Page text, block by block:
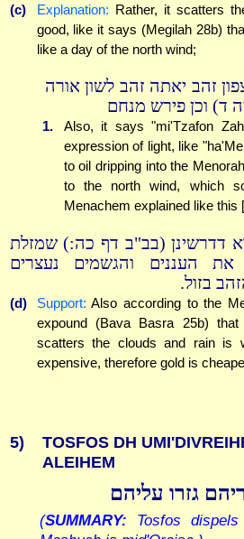
(c) Explanation: Rather, it scatters
good, like it says (Megilah 28b)
like a day of the north wind;
זהב יאתה זהב לשון אורה
ד) וכן פירש מנחם
1.
Also, it says "mi'Tzafon
expression of light, like
to oil dripping into the
to the north wind, which
Menachem explained like this
דדרשינן (בב"ב דף כה:) שמזלת
העננים והגשמים נעצרים
בזול.
(d) Support: Also according to the
expound (Bava Basra 25b)
scatters the clouds and rain is
expensive, therefore gold is
5)
TOSFOS DH
ALEIHEM
גזרו עליהם
(SUMMARY: Tosfos